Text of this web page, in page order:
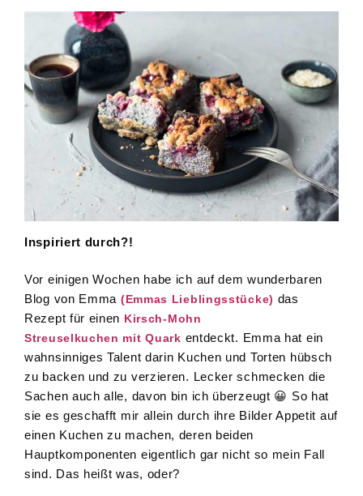
Inspiriert durch?!
Vor einigen Wochen habe ich auf dem wunderbaren
Blog von Emma (Emmas Lieblingsstücke) das
Rezept für einen Kirsch-Mohn
Streuselkuchen mit Quark entdeckt. Emma hat ein
wahnsinniges Talent darin Kuchen und Torten hübsch
zu backen und zu verzieren. Lecker schmecken die
Sachen auch alle, davon bin ich überzeugt 😀 So hat
sie es geschafft mir allein durch ihre Bilder Appetit auf
einen Kuchen zu machen, deren beiden
Hauptkomponenten eigentlich gar nicht so mein Fall
sind. Das heißt was, oder?